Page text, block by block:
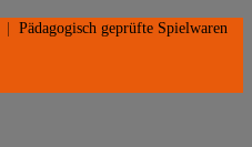
Pädagogisch geprüfte Spielwaren